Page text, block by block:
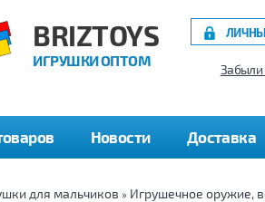
BRIZTOYS
ИГРУШКИ ОПТОМ
Забыли
Новости Доставка
для мальчиков » Игрушечное оружие,